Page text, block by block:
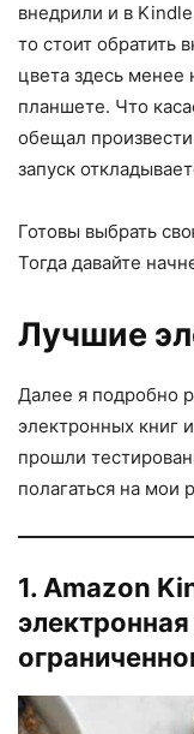
внедрили и в
то стоит обратить
цвета здесь
планшете. Что
обещал
запуск
Готовы выбрать
Тогда давайте
Лучшие
Далее я подробно
электронных книг
прошли
полагаться на мои
1. Amazon